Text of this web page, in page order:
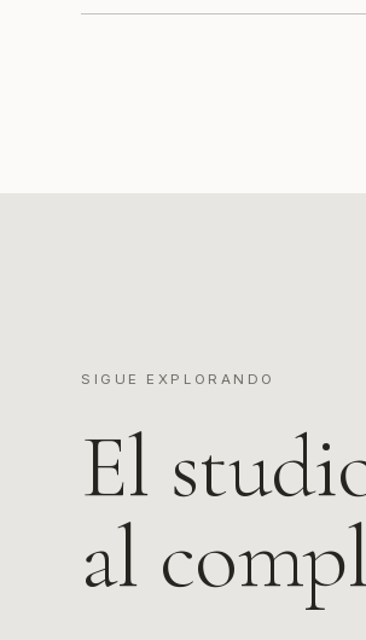
SIGUE EXPLORANDO
El
al